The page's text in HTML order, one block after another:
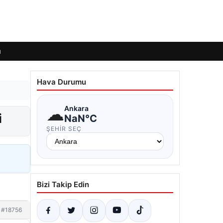
#18756
Hava Durumu
☁Ankara
NaN°C
ŞEHIR SEÇ
Bizi Takip Edin